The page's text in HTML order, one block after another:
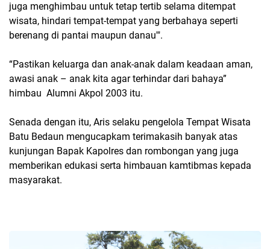
juga menghimbau untuk tetap tertib selama ditempat
wisata, hindari tempat-tempat yang berbahaya seperti
berenang di pantai maupun danau'".
“Pastikan keluarga dan anak-anak dalam keadaan aman,
awasi anak – anak kita agar terhindar dari bahaya”
himbau Alumni Akpol 2003 itu.
Senada dengan itu, Aris selaku pengelola Tempat Wisata
Batu Bedaun mengucapkam terimakasih banyak atas
kunjungan Bapak Kapolres dan rombongan yang juga
memberikan edukasi serta himbauan kamtibmas kepada
masyarakat.